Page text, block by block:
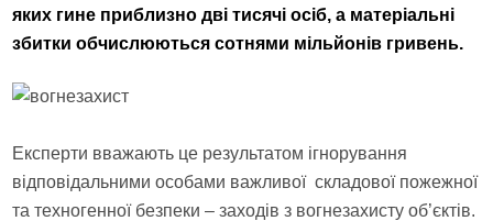
яких гине приблизно дві тисячі осіб, а матеріальні
збитки обчислюються сотнями мільйонів гривень.
Експерти вважають це результатом ігнорування
відповідальними особами важливої складової пожежної
та техногенної безпеки – заходів з вогнезахисту об’єктів.